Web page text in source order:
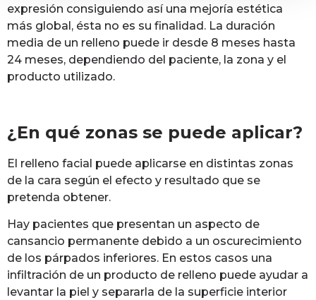
expresión consiguiendo así una mejoría estética
más global, ésta no es su finalidad. La duración
media de un relleno puede ir desde 8 meses hasta
24 meses, dependiendo del paciente, la zona y el
producto utilizado.
¿En qué zonas se puede aplicar?
El relleno facial puede aplicarse en distintas zonas
de la cara según el efecto y resultado que se
pretenda obtener.
Hay pacientes que presentan un aspecto de
cansancio permanente debido a un oscurecimiento
de los párpados inferiores. En estos casos una
infiltración de un producto de relleno puede ayudar a
levantar la piel y separarla de la superficie interior